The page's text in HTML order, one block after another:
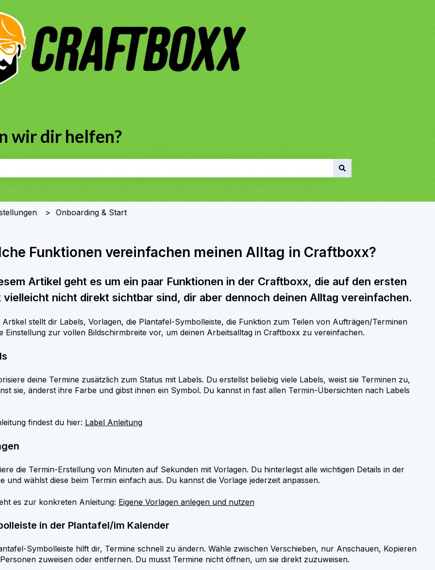
wir dir helfen?
leer ist.
Onboarding & Start
Funktionen vereinfachen meinen Alltag in Craftboxx?
Artikel geht es um ein paar Funktionen in der Craftboxx, die auf den ersten
vielleicht nicht direkt sichtbar sind, dir aber dennoch deinen Alltag vereinfachen.
Artikel stellt dir Labels, Vorlagen, die Plantafel-Symbolleiste, die Funktion zum Teilen von Aufträgen/Terminen
Einstellung zur vollen Bildschirmbreite vor, um deinen Arbeitsalltag in Craftboxx zu vereinfachen.
deine Termine zusätzlich zum Status mit Labels. Du erstellst beliebig viele Labels, weist sie Terminen zu,
sie, änderst ihre Farbe und gibst ihnen ein Symbol. Du kannst in fast allen Termin-Übersichten nach Labels
findest du hier: Label Anleitung
die Termin-Erstellung von Minuten auf Sekunden mit Vorlagen. Du hinterlegst alle wichtigen Details in der
und wählst diese beim Termin einfach aus. Du kannst die Vorlage jederzeit anpassen.
es zur konkreten Anleitung: Eigene Vorlagen anlegen und nutzen
in der Plantafel/im Kalender
Symbolleiste hilft dir, Termine schnell zu ändern. Wähle zwischen Verschieben, nur Anschauen, Kopieren
zuweisen oder entfernen. Du musst Termine nicht öffnen, um sie direkt zuzuweisen.